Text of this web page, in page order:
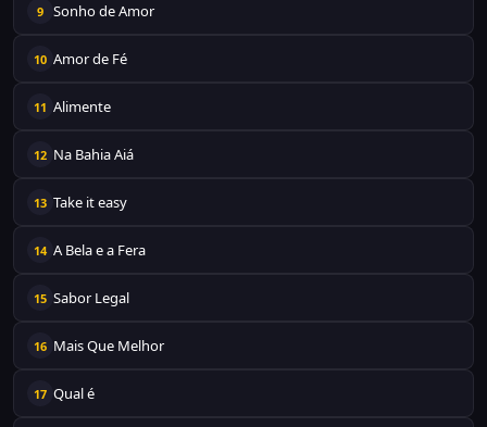
9 Sonho de Amor
10 Amor de Fé
11 Alimente
12 Na Bahia Aiá
13 Take it easy
14 A Bela e a Fera
15 Sabor Legal
16 Mais Que Melhor
17 Qual é